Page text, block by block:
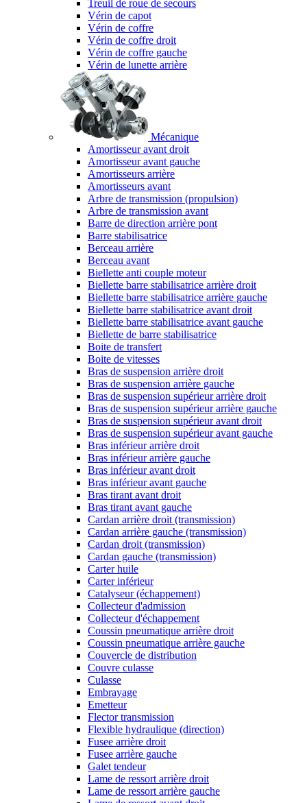
Treuil de roue de secours
Vérin de capot
Vérin de coffre
Vérin de coffre droit
Vérin de coffre gauche
Vérin de lunette arrière
Mécanique
Amortisseur avant droit
Amortisseur avant gauche
Amortisseurs arrière
Amortisseurs avant
Arbre de transmission (propulsion)
Arbre de transmission avant
Barre de direction arrière pont
Barre stabilisatrice
Berceau arrière
Berceau avant
Biellette anti couple moteur
Biellette barre stabilisatrice arrière droit
Biellette barre stabilisatrice arrière gauche
Biellette barre stabilisatrice avant droit
Biellette barre stabilisatrice avant gauche
Biellette de barre stabilisatrice
Boite de transfert
Boite de vitesses
Bras de suspension arrière droit
Bras de suspension arrière gauche
Bras de suspension supérieur arrière droit
Bras de suspension supérieur arrière gauche
Bras de suspension supérieur avant droit
Bras de suspension supérieur avant gauche
Bras inférieur arrière droit
Bras inférieur arrière gauche
Bras inférieur avant droit
Bras inférieur avant gauche
Bras tirant avant droit
Bras tirant avant gauche
Cardan arrière droit (transmission)
Cardan arrière gauche (transmission)
Cardan droit (transmission)
Cardan gauche (transmission)
Carter huile
Carter inférieur
Catalyseur (échappement)
Collecteur d'admission
Collecteur d'échappement
Coussin pneumatique arrière droit
Coussin pneumatique arrière gauche
Couvercle de distribution
Couvre culasse
Culasse
Embrayage
Emetteur
Flector transmission
Flexible hydraulique (direction)
Fusee arrière droit
Fusee arrière gauche
Galet tendeur
Lame de ressort arrière droit
Lame de ressort arrière gauche